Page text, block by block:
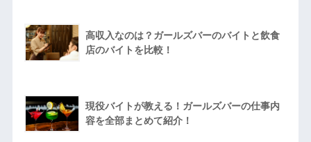
高収入なのは？ガールズバーのバイトと飲食
店のバイトを比較！
現役バイトが教える！ガールズバーの仕事内
容を全部まとめて紹介！